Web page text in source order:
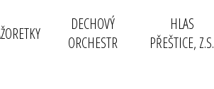
DECHOVÝ
ORCHESTR
HLAS
PŘEŠTICE, Z.S.